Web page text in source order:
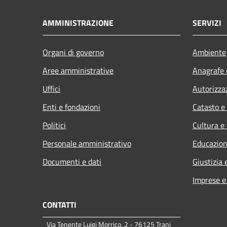
AMMINISTRAZIONE
Organi di governo
Aree amministrative
Uffici
Enti e fondazioni
Politici
Personale amministrativo
Documenti e dati
SERVIZI
Ambiente
Catasto
Cultura
Giustizia
Imprese
CONTATTI
Via Tenente Luigi Morrico, 2 - 76125 Trani